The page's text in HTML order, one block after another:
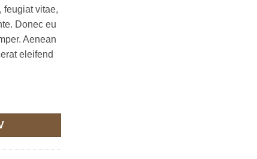
feugiat vitae,
Donec eu
Aenean
eleifend